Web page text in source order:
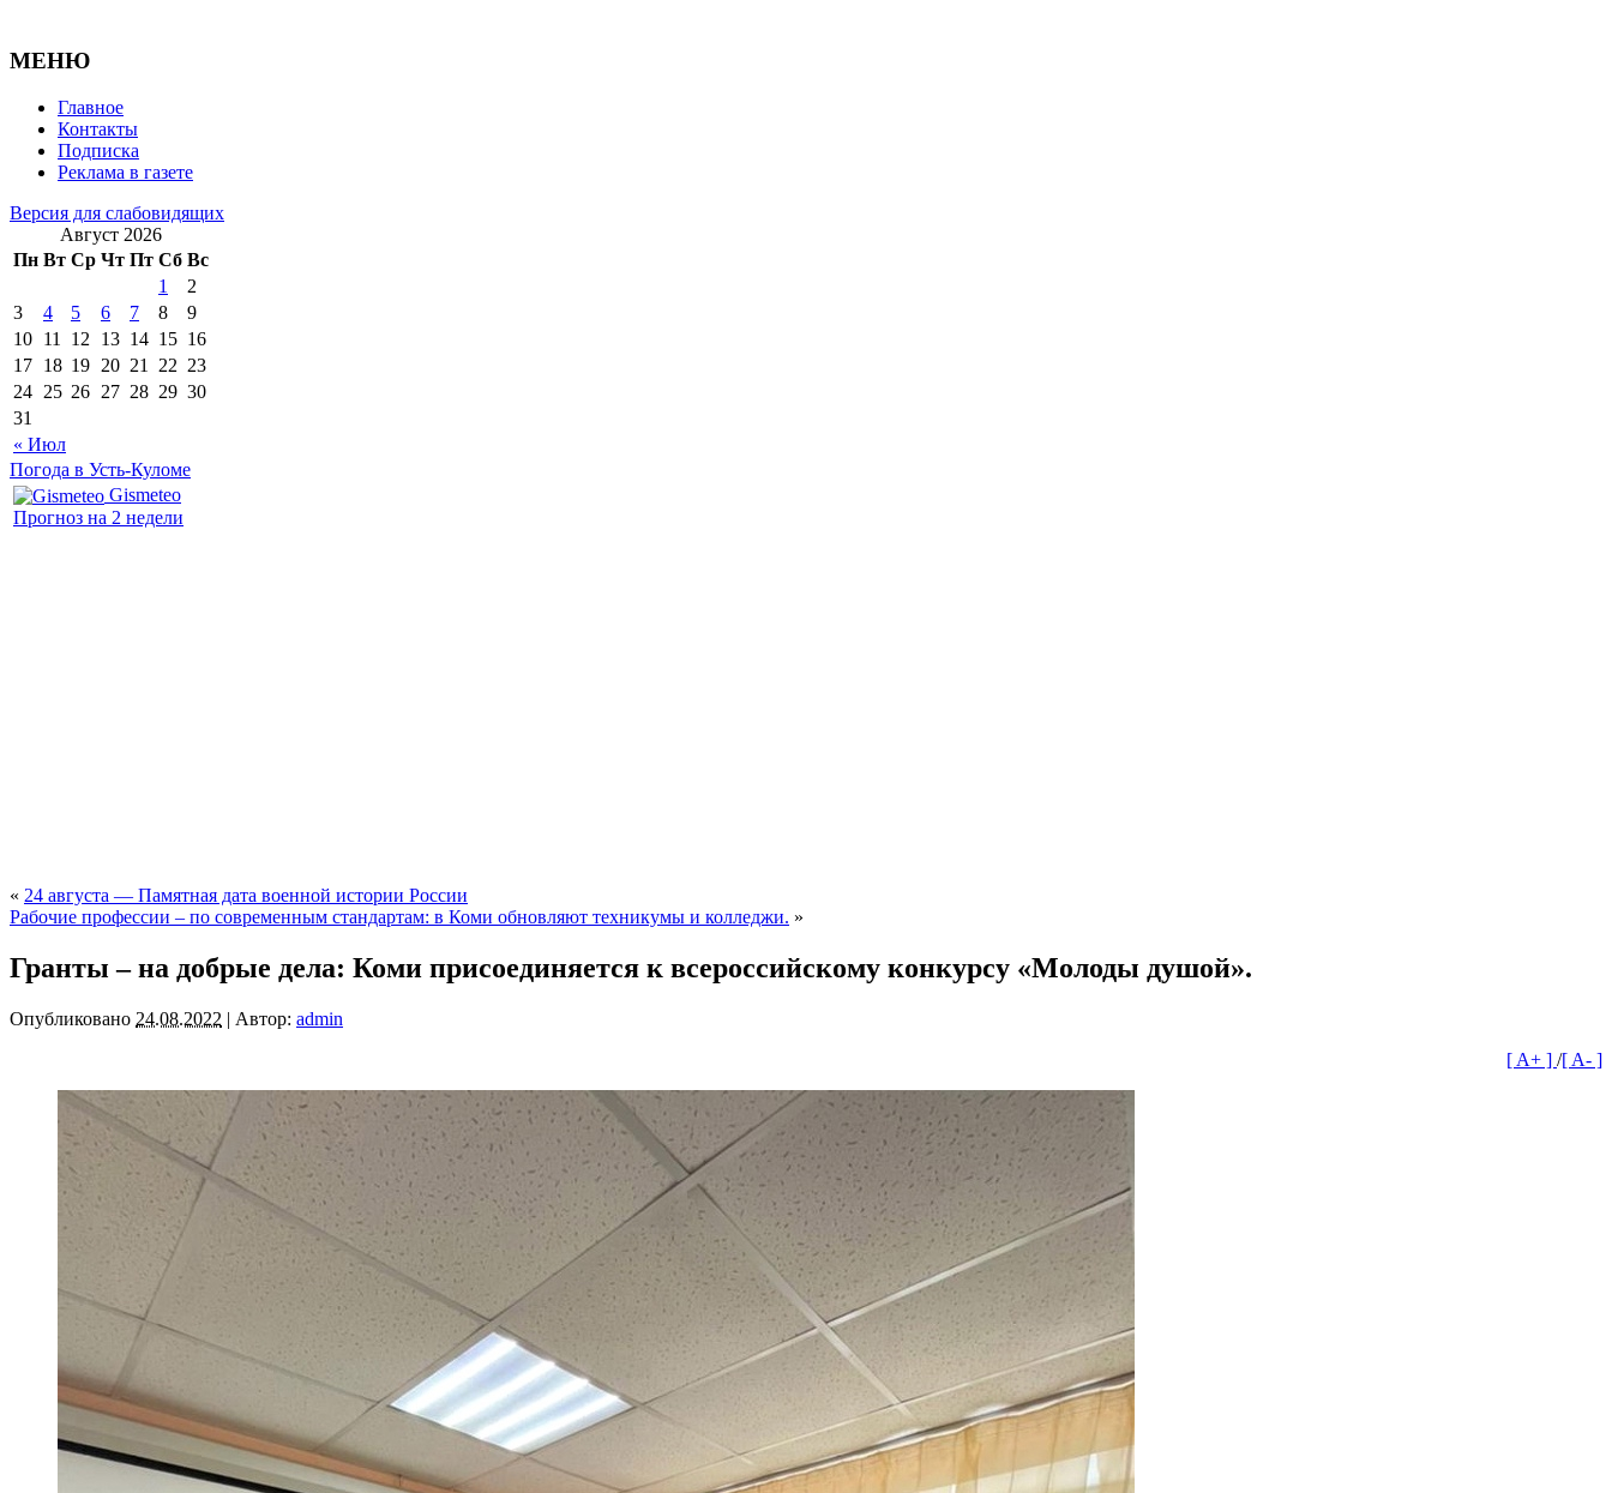
МЕНЮ
Главное
Контакты
Подписка
Реклама в газете
Версия для слабовидящих
Август 2026
Пн Вт Ср Чт Пт Сб Вс
« Июл
1
2
3
4 5 6 7 8
9
10 11 12 13 14 15 16
17 18 19 20 21 22 23
24 25 26 27 28 29 30
31
Погода в Усть-Куломе
Gismeteo
Прогноз на 2 недели
« 24 августа — Памятная дата военной истории России
Рабочие профессии – по современным стандартам: в Коми обновляют техникумы и колледжи. »
Гранты – на добрые дела: Коми присоединяется к всероссийскому конкурсу «Молоды душой».
Опубликовано 24.08.2022 | Автор: admin
[ A+ ] /[ A- ]